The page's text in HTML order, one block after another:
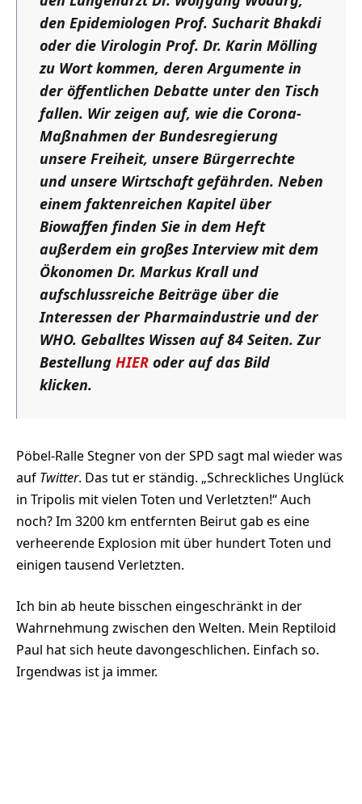
den Epidemiologen Prof. Sucharit Bhakdi
oder die Virologin Prof. Dr. Karin Mölling
zu Wort kommen, deren Argumente in
der öffentlichen Debatte unter den Tisch
fallen. Wir zeigen auf, wie die Corona-
Maßnahmen der Bundesregierung
unsere Freiheit, unsere Bürgerrechte
und unsere Wirtschaft gefährden. Neben
einem faktenreichen Kapitel über
Biowaffen finden Sie in dem Heft
außerdem ein großes Interview mit dem
Ökonomen Dr. Markus Krall und
aufschlussreiche Beiträge über die
Interessen der Pharmaindustrie und der
WHO. Geballtes Wissen auf 84 Seiten. Zur
Bestellung HIER oder auf das Bild
klicken.
Pöbel-Ralle Stegner von der SPD sagt mal wieder was
auf Twitter. Das tut er ständig. „Schreckliches Unglück
in Tripolis mit vielen Toten und Verletzten!“ Auch
noch? Im 3200 km entfernten Beirut gab es eine
verheerende Explosion mit über hundert Toten und
einigen tausend Verletzten.
Ich bin ab heute bisschen eingeschränkt in der
Wahrnehmung zwischen den Welten. Mein Reptiloid
Paul hat sich heute davongeschlichen. Einfach so.
Irgendwas ist ja immer.